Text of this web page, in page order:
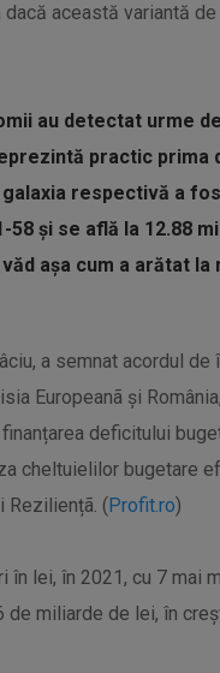
această variantă
au detectat urme
practic prima
respectivă a
58 și se află la 12.88
așa cum a arătat la
a semnat acordul
Europeanã și
deficitului
cheltuielilor bugetare
Reziliențã. (Profit.ro)
în lei, în 2021, cu 7 mai
de miliarde de lei, în